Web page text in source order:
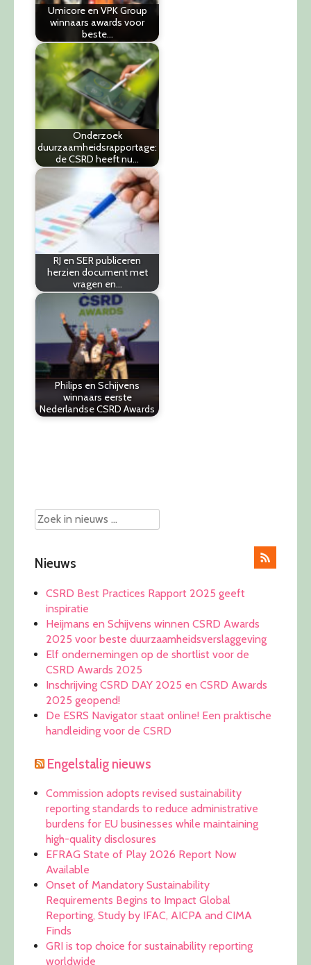
Umicore en VPK Group
winnaars awards voor
beste…
Onderzoek
duurzaamheidsrapportage:
de CSRD heeft nu…
RJ en SER publiceren
herzien document met
vragen en…
Philips en Schijvens
winnaars eerste
Nederlandse CSRD Awards
Nieuws
CSRD Best Practices Rapport 2025 geeft
inspiratie
Heijmans en Schijvens winnen CSRD Awards
2025 voor beste duurzaamheidsverslaggeving
Elf ondernemingen op de shortlist voor de
CSRD Awards 2025
Inschrijving CSRD DAY 2025 en CSRD Awards
2025 geopend!
De ESRS Navigator staat online! Een praktische
handleiding voor de CSRD
Engelstalig nieuws
Commission adopts revised sustainability
reporting standards to reduce administrative
burdens for EU businesses while maintaining
high-quality disclosures
EFRAG State of Play 2026 Report Now
Available
Onset of Mandatory Sustainability
Requirements Begins to Impact Global
Reporting, Study by IFAC, AICPA and CIMA
Finds
GRI is top choice for sustainability reporting
worldwide